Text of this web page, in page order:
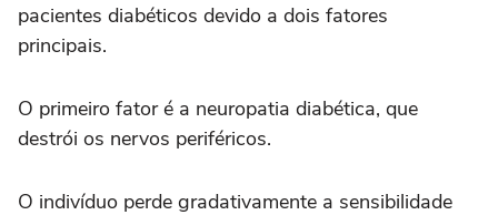
pacientes diabéticos devido a dois fatores
principais.
O primeiro fator é a neuropatia diabética, que
destrói os nervos periféricos.
O indivíduo perde gradativamente a sensibilidade